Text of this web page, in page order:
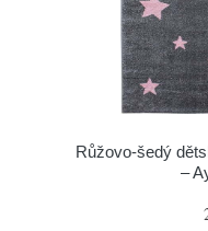
Růžovo-šedý
–